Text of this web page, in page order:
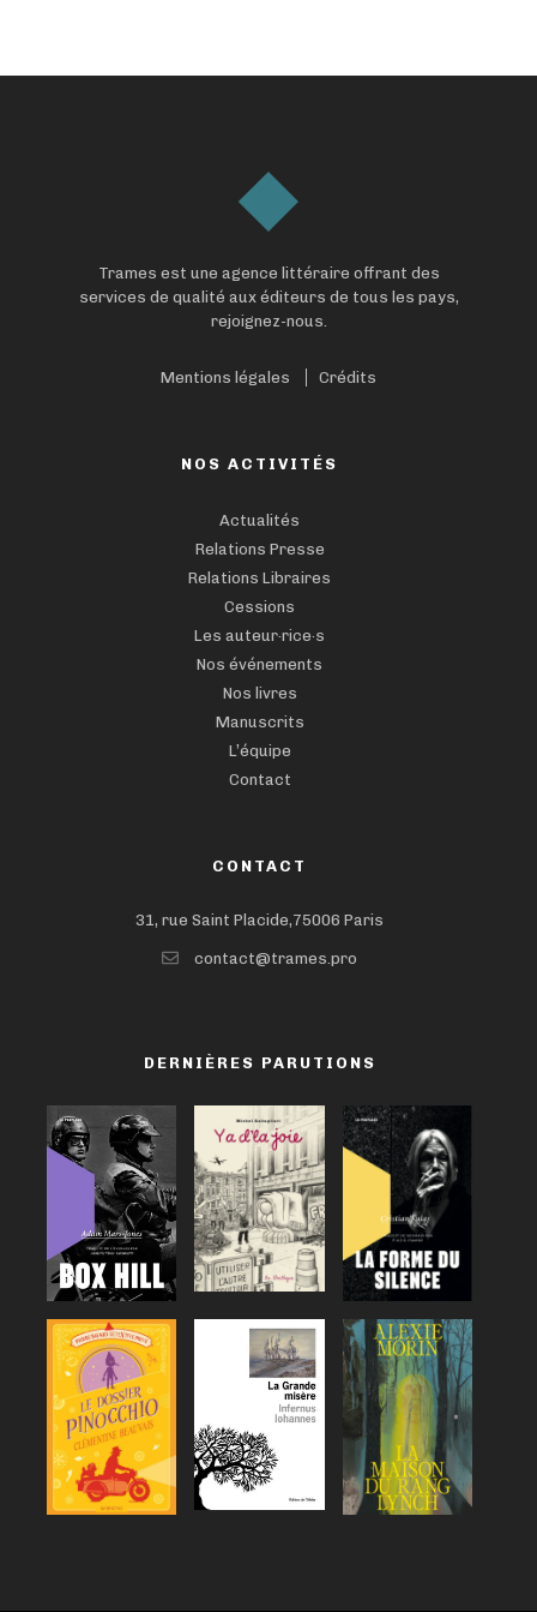
Trames est une agence littéraire offrant des
services de qualité aux éditeurs de tous les pays,
rejoignez-nous.
Mentions légales Crédits
NOS ACTIVITÉS
Actualités
Relations Presse
Relations Libraires
Cessions
Les auteur·rice·s
Nos événements
Nos livres
Manuscrits
L’équipe
Contact
CONTACT
31, rue Saint Placide,75006 Paris
contact@trames.pro
DERNIÈRES PARUTIONS